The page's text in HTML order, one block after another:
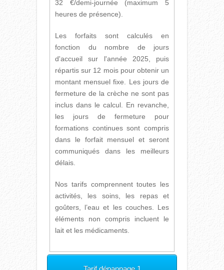
32 €/demi-journée (maximum 5
heures de présence).
Les forfaits sont calculés en
fonction du nombre de jours
d'accueil sur l'année 2025, puis
répartis sur 12 mois pour obtenir un
montant mensuel fixe. Les jours de
fermeture de la crèche ne sont pas
inclus dans le calcul. En revanche,
les jours de fermeture pour
formations continues sont compris
dans le forfait mensuel et seront
communiqués dans les meilleurs
délais.
Nos tarifs comprennent toutes les
activités, les soins, les repas et
goûters, l’eau et les couches. Les
éléments non compris incluent le
lait et les médicaments.